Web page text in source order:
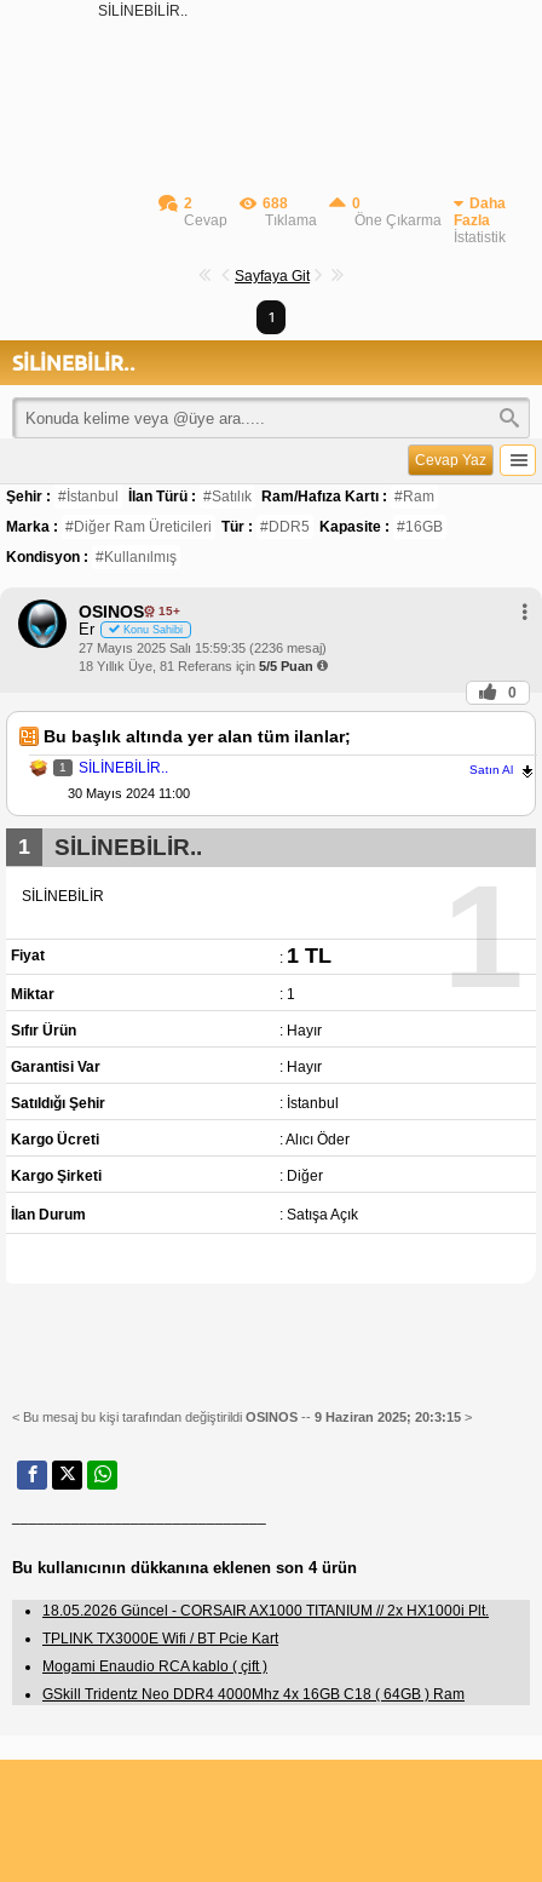
SİLİNEBİLİR..
2
Cevap
688
Tıklama
0
Öne Çıkarma
Daha
Fazla
İstatistik
Sayfaya Git
1
SİLİNEBİLİR..
Cevap Yaz
Şehir : #İstanbul İlan Türü : #Satılık Ram/Hafıza Kartı : #Ram
Marka : #Diğer Ram Üreticileri Tür : #DDR5 Kapasite : #16GB
Kondisyon : #Kullanılmış
OSINOS 15+
Er Konu Sahibi
27 Mayıs 2025 Salı 15:59:35 (2236 mesaj)
18 Yıllık Üye, 81 Referans için 5/5 Puan
0
Bu başlık altında yer alan tüm ilanlar;
1 SİLİNEBİLİR.. Satın Al
30 Mayıs 2024 11:00
1
1 SİLİNEBİLİR..
SİLİNEBİLİR
Fiyat : 1 TL
Miktar : 1
Sıfır Ürün : Hayır
Garantisi Var : Hayır
Satıldığı Şehir : İstanbul
Kargo Ücreti : Alıcı Öder
Kargo Şirketi : Diğer
İlan Durum : Satışa Açık
< Bu mesaj bu kişi tarafından değiştirildi OSINOS -- 9 Haziran 2025; 20:3:15 >
Bu kullanıcının dükkanına eklenen son 4 ürün
18.05.2026 Güncel - CORSAIR AX1000 TITANIUM // 2x HX1000i Plt.
TPLINK TX3000E Wifi / BT Pcie Kart
Mogami Enaudio RCA kablo ( çift )
GSkill Tridentz Neo DDR4 4000Mhz 4x 16GB C18 ( 64GB ) Ram